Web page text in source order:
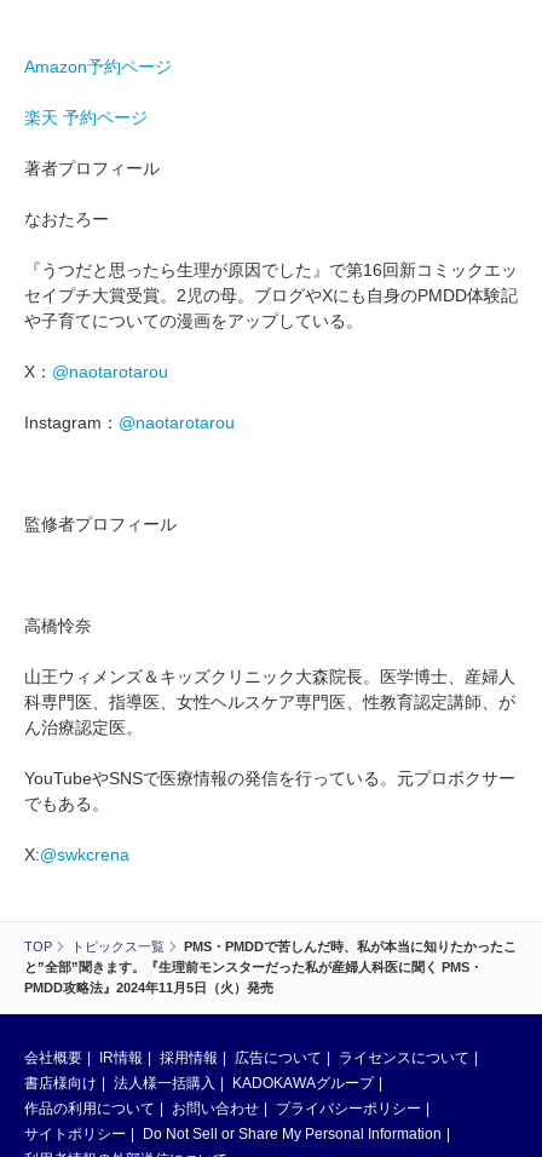
TOP トピックス一覧
PMS・PMDDで苦しんだ時、私が本当に知りたかったこ
と”全部”聞きます。『生理前モンスターだった私が産婦人科医に聞く PMS・
PMDD攻略法』2024年11月5日（火）発売
Amazon予約ページ
楽天 予約ページ
著者プロフィール
なおたろー
『うつだと思ったら生理が原因でした』で第16回新コミックエッ
セイプチ大賞受賞。2児の母。ブログやXにも自身のPMDD体験記
や子育てについての漫画をアップしている。
X： @naotarotarou
Instagram： @naotarotarou
監修者プロフィール
高橋怜奈
山王ウィメンズ＆キッズクリニック大森院長。医学博士、産婦人
科専門医、指導医、女性ヘルスケア専門医、性教育認定講師、が
ん治療認定医。
YouTubeやSNSで医療情報の発信を行っている。元プロボクサー
でもある。
X:@swkcrena
会社概要 IR情報 採用情報 広告について
ライセンスについて
書店様向け
法人様一括購入
KADOKAWAグループ
作品の利用について
お問い合わせ
プライバシーポリシー
サイトポリシー
Do Not Sell or Share My Personal Information